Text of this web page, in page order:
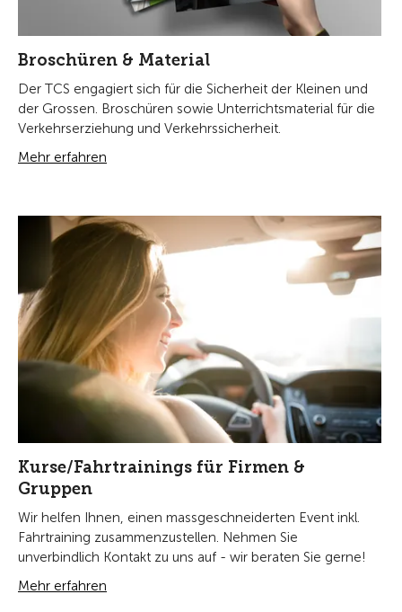
Broschüren & Material
Der TCS engagiert sich für die Sicherheit der Kleinen und
der Grossen. Broschüren sowie Unterrichtsmaterial für die
Verkehrserziehung und Verkehrssicherheit.
Mehr erfahren
Kurse/Fahrtrainings für Firmen &
Gruppen
Wir helfen Ihnen, einen massgeschneiderten Event inkl.
Fahrtraining zusammenzustellen. Nehmen Sie
unverbindlich Kontakt zu uns auf - wir beraten Sie gerne!
Mehr erfahren